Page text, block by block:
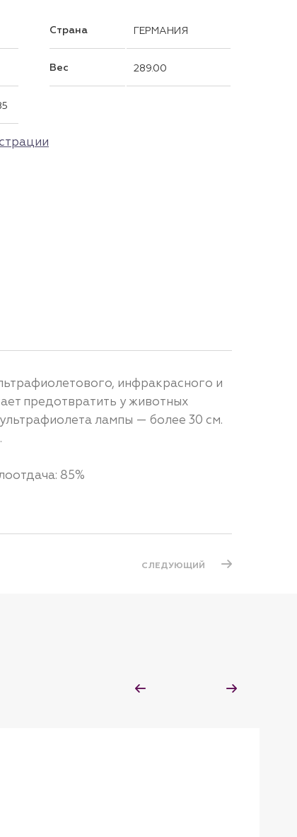
Страна ГЕРМАНИЯ
Вес 289.00
инфракрасного и
предотвратить у животных
лампы — более 30 см.
85%
СЛЕДУЮЩИЙ